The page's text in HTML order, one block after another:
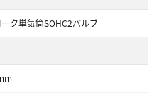
ク単気筒SOHC2バルブ